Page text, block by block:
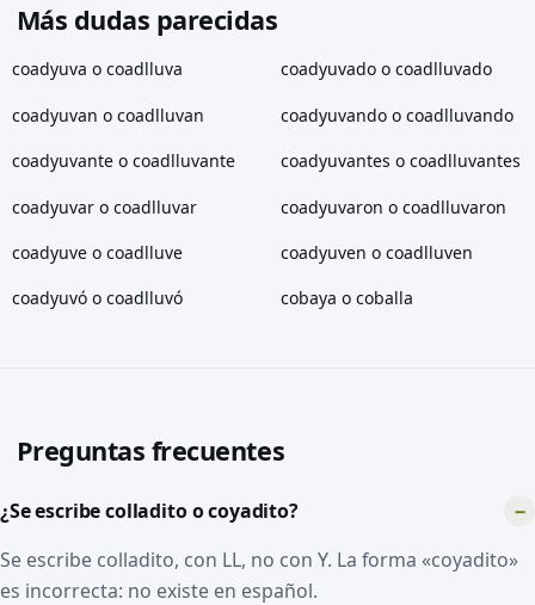
Más dudas parecidas
coadyuva o coadlluva coadyuvado o coadlluvado
coadyuvan o coadlluvan coadyuvando o coadlluvando
coadyuvante o coadlluvante coadyuvantes o coadlluvantes
coadyuvar o coadlluvar coadyuvaron o coadlluvaron
coadyuve o coadlluve coadyuven o coadlluven
coadyuvó o coadlluvó cobaya o coballa
Preguntas frecuentes
¿Se escribe colladito o coyadito?
Se escribe colladito, con LL, no con Y. La forma «coyadito»
es incorrecta: no existe en español.